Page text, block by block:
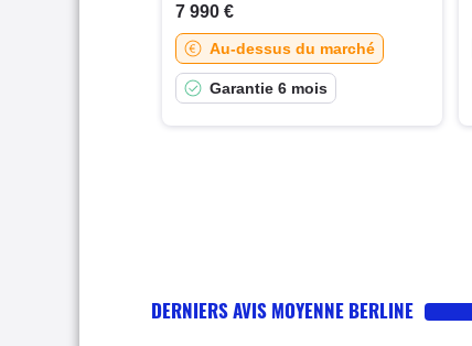
7 990 €
Au-dessus du marché
Garantie 6 mois
DERNIERS AVIS MOYENNE BERLINE